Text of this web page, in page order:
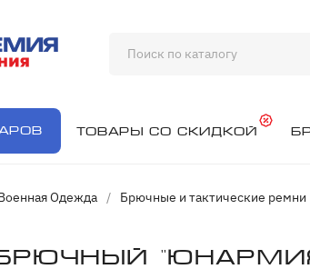
Товары со скидкой
Одежда / Брючные и тактические ремни